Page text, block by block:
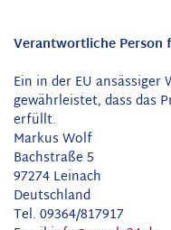
Verantwortliche Person
Ein in der EU
gewährleistet, dass das
erfüllt.
Markus Wolf
Bachstraße 5
97274 Leinach
Deutschland
Tel. 09364/817917